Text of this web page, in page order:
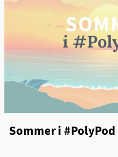
Sommer i #PolyPod